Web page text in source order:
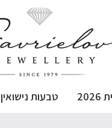
טבעות נישואין